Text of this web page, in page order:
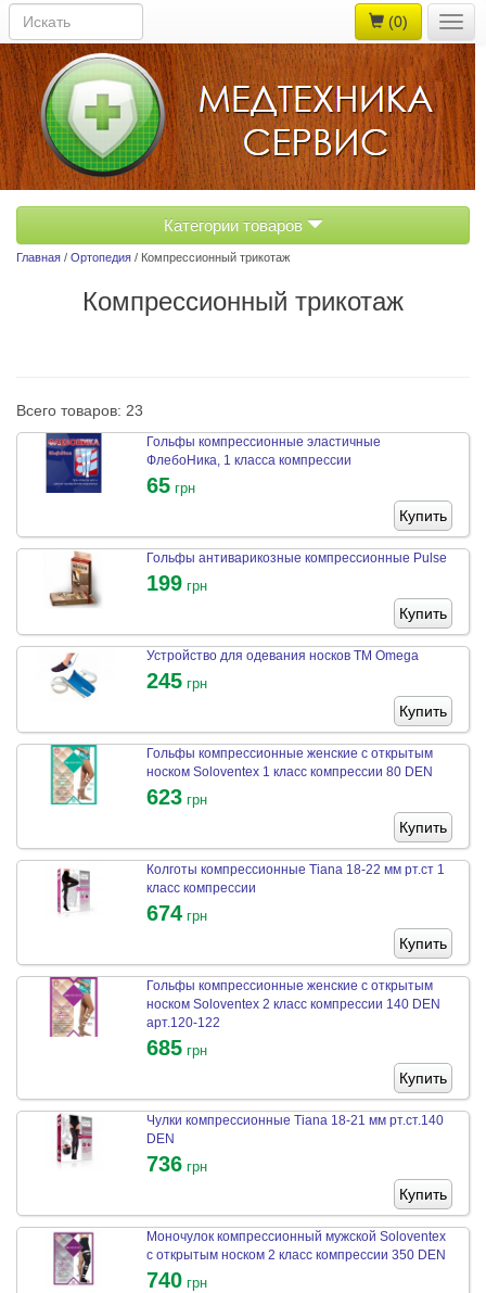
(0)
Категории товаров
Главная / Ортопедия / Компрессионный трикотаж
Компрессионный трикотаж
Всего товаров: 23
Гольфы компрессионные эластичные
ФлебоНика, 1 класса компрессии
65 грн
Купить
Гольфы антиварикозные компрессионные Pulse
199 грн
Купить
Устройство для одевания носков ТМ Omega
245 грн
Купить
Гольфы компрессионные женские с открытым
носком Soloventex 1 класс компрессии 80 DEN
623 грн
Купить
Колготы компрессионные Tiana 18-22 мм рт.ст 1
класс компрессии
674 грн
Купить
Гольфы компрессионные женские с открытым
носком Soloventex 2 класс компрессии 140 DEN
арт.120-122
685 грн
Купить
Чулки компрессионные Tiana 18-21 мм рт.ст.140
DEN
736 грн
Купить
Моночулок компрессионный мужской Soloventex
с открытым носком 2 класс компрессии 350 DEN
740 грн